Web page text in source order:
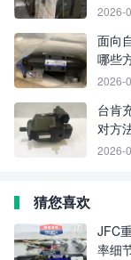
2026-
面向
哪些
2026-
台肯
对方
2026-
猜您喜欢
JFC
率细